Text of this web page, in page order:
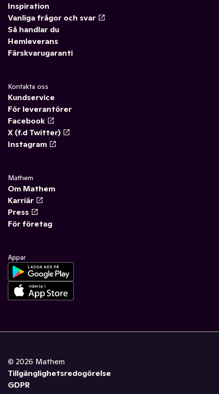
Inspiration
Vanliga frågor och svar
Så handlar du
Hemleverans
Färskvarugaranti
Kontakta oss
Kundservice
För leverantörer
Facebook
X (f.d Twitter)
Instagram
Mathem
Om Mathem
Karriär
Press
För företag
Appar
© 2026 Mathem
Tillgänglighetsredogörelse
GDPR